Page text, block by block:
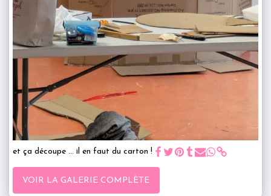
et ça découpe ... il en faut du carton !
VOIR LA GALERIE COMPLÈTE